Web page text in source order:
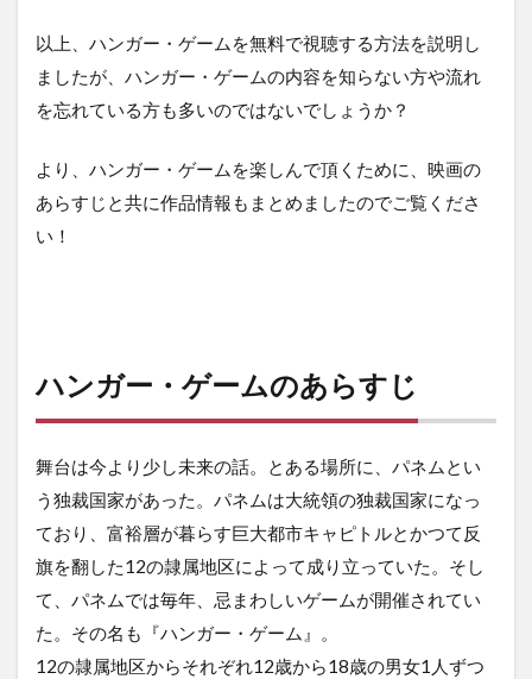
以上、ハンガー・ゲームを無料で視聴する方法を説明し
ましたが、ハンガー・ゲームの内容を知らない方や流れ
を忘れている方も多いのではないでしょうか？
より、ハンガー・ゲームを楽しんで頂くために、映画の
あらすじと共に作品情報もまとめましたのでご覧くださ
い！
ハンガー・ゲームのあらすじ
舞台は今より少し未来の話。とある場所に、パネムとい
う独裁国家があった。パネムは大統領の独裁国家になっ
ており、富裕層が暮らす巨大都市キャピトルとかつて反
旗を翻した12の隷属地区によって成り立っていた。そし
て、パネムでは毎年、忌まわしいゲームが開催されてい
た。その名も『ハンガー・ゲーム』。
12の隷属地区からそれぞれ12歳から18歳の男女1人ずつ